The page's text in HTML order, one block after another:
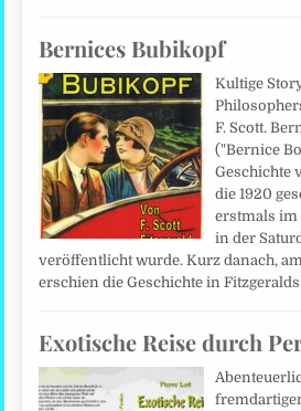
Bernices Bubikopf
Kultige
F. Scott.
("Bernice
Geschichte
die 1920
erstmals im
in der
veröffentlicht wurde. Kurz danach,
erschien die Geschichte in
Exotische Reise durch